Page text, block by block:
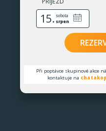
15. sobota
srpen
Při poptávce skupinové akce
kontaktuje na